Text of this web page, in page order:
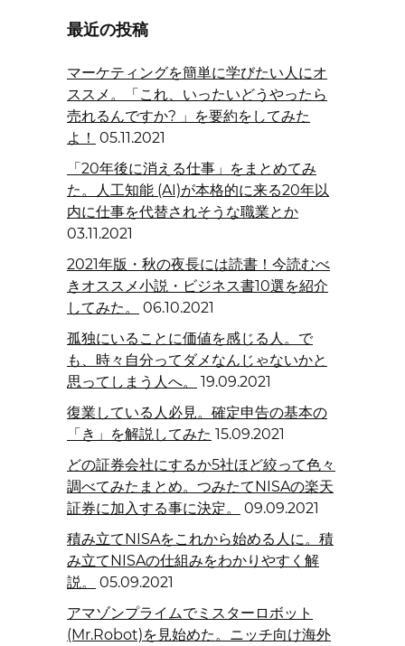
最近の投稿
マーケティングを簡単に学びたい人にオ
ススメ。「これ、いったいどうやったら
売れるんですか? 」を要約をしてみた
よ！ 05.11.2021
「20年後に消える仕事」をまとめてみ
た。人工知能 (AI)が本格的に来る20年以
内に仕事を代替されそうな職業とか
03.11.2021
2021年版・秋の夜長には読書！今読むべ
きオススメ小説・ビジネス書10選を紹介
してみた。
06.10.2021
孤独にいることに価値を感じる人。で
も、時々自分ってダメなんじゃないかと
思ってしまう人へ。
19.09.2021
復業している人必見。確定申告の基本の
「き」を解説してみた 15.09.2021
どの証券会社にするか5社ほど絞って色々
調べてみたまとめ。つみたてNISAの楽天
証券に加入する事に決定。
09.09.2021
積み立てNISAをこれから始める人に。積
み立てNISAの仕組みをわかりやすく解
説。
05.09.2021
アマゾンプライムでミスターロボット
(Mr.Robot)を見始めた。ニッチ向け海外